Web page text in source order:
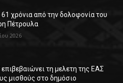
χρόνια από την δολοφονία του
Πέτρουλα
2026
επιβεβαιώνει τη μελετη της ΕΑΣ
μισθούς στο δημόσιο